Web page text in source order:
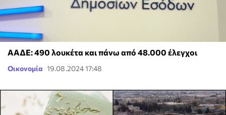
ΑΑΔΕ: 490 λουκέτα και πάνω από 48.000 έλεγχοι
Οικονομία 19.08.2024 17:48